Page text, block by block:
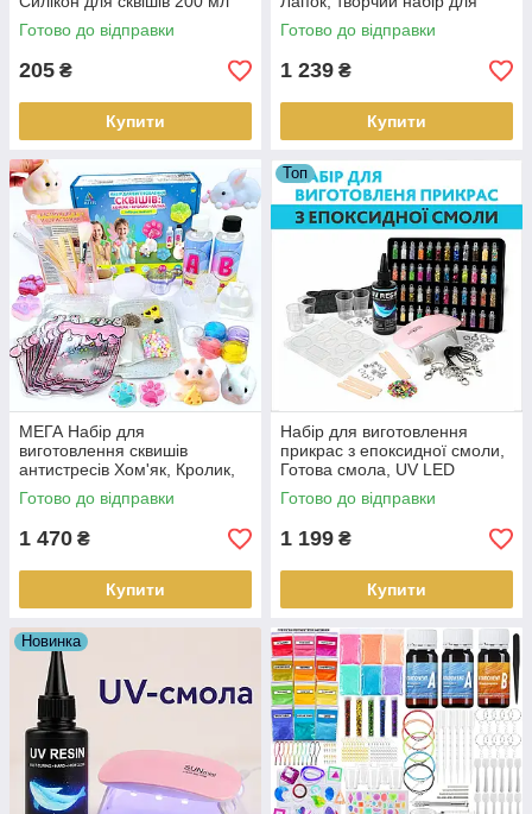
Готово до відправки
205 ₴
Купити
дітей "Зроби сквіш сам"
Готово до відправки
1 239 ₴
Купити
МЕГА Набір для
виготовлення сквишів
антистресів Хом'як, Кролик,
Лапка, творчий набір для
дітей
Готово до відправки
1 470 ₴
Купити
Топ
Набір для виготовлення
прикрас з епоксидної смоли,
Готова смола, UV LED
лампа, блискітки 48 кольорів
Готово до відправки
1 199 ₴
Купити
Новинка